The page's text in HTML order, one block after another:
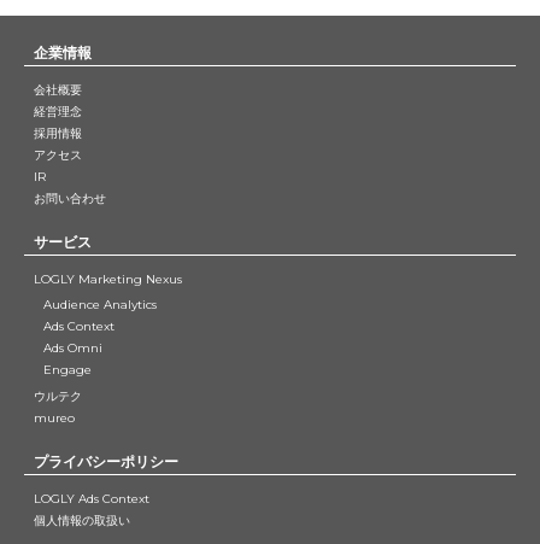
企業情報
会社概要
経営理念
採用情報
アクセス
IR
お問い合わせ
サービス
LOGLY Marketing Nexus
Audience Analytics
Ads Context
Ads Omni
Engage
ウルテク
mureo
プライバシーポリシー
LOGLY Ads Context
個人情報の取扱い